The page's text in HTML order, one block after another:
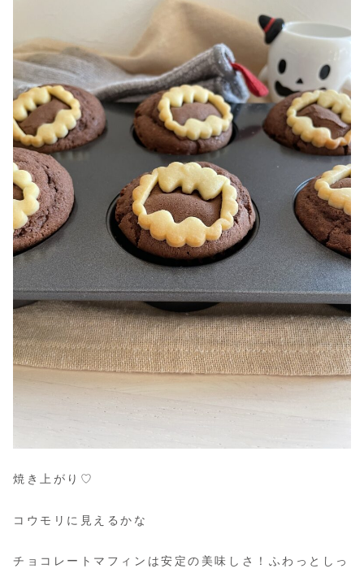
焼き上がり♡
コウモリに見えるかな
チョコレートマフィンは安定の美味しさ！ふわっとしっ